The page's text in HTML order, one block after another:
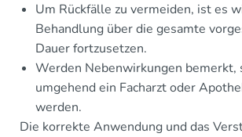
Um Rückfälle zu vermeiden, ist es
Behandlung über die gesamte
Dauer fortzusetzen.
Werden Nebenwirkungen bemerkt,
umgehend ein Facharzt oder
werden.
Die korrekte Anwendung und das